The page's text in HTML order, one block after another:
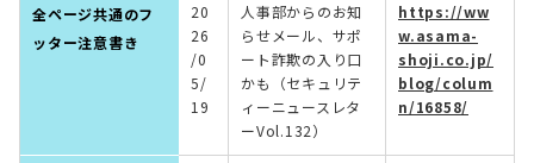
全ページ共通のフ
ッター注意書き
20
26
/0
5/
19
人事部からのお知
らせメール、サポ
ート詐欺の入り口
かも（セキュリテ
ィーニュースレタ
ーVol.132）
https://ww
w.asama-
shoji.co.jp/
blog/colum
n/16858/